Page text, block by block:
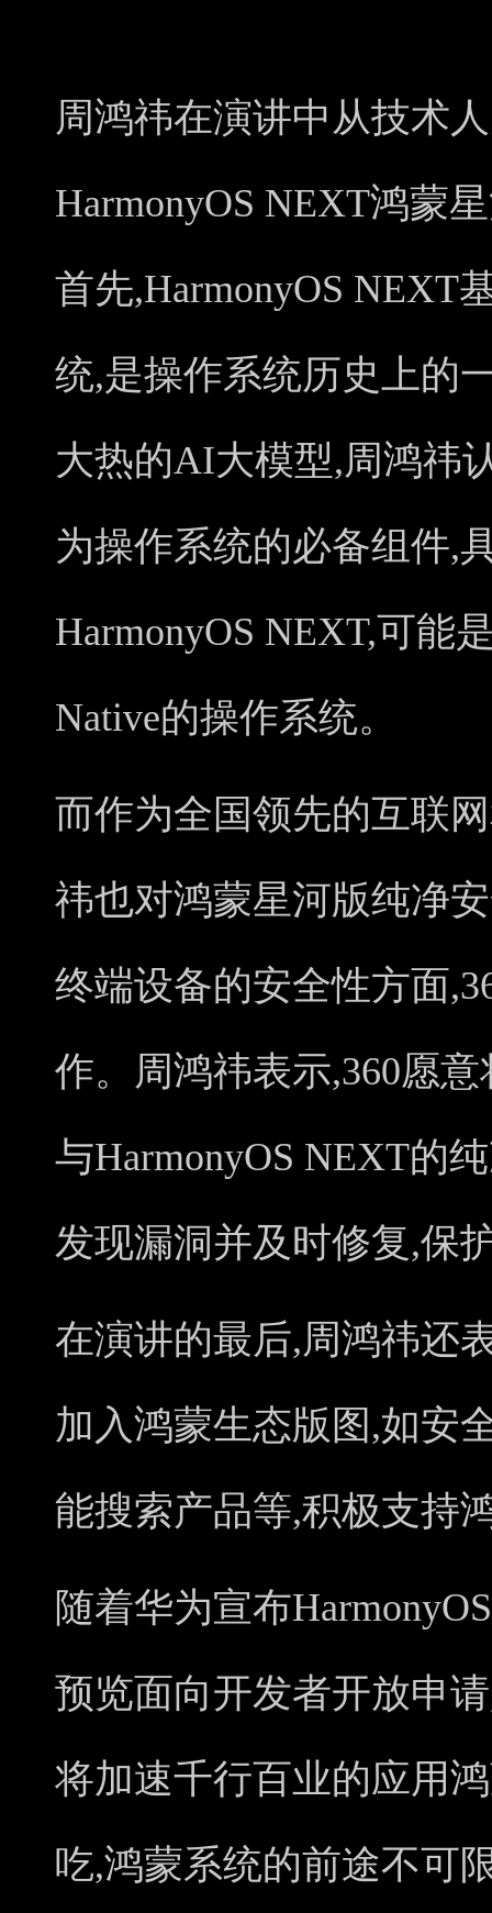
周鸿祎在演讲中从技术
HarmonyOS NEXT鸿蒙
首先,HarmonyOS NEXT
统,是操作系统历史上的
大热的AI大模型,周鸿祎
为操作系统的必备组件,
HarmonyOS NEXT,可能
Native的操作系统。
而作为全国领先的互联
祎也对鸿蒙星河版纯净
终端设备的安全性方面
作。周鸿祎表示,360愿
与HarmonyOS NEXT的
发现漏洞并及时修复,保
在演讲的最后,周鸿祎还
加入鸿蒙生态版图,如安
能搜索产品等,积极支持
随着华为宣布
预览面向开发者开放申
将加速千行百业的应用
吃,鸿蒙系统的前途不可